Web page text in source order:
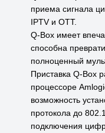
приема сигнала
IPTV и OTT.
Q-Box имеет
способна
полноценный
Приставка Q-Box
процессоре
возможность
протокола до
подключения